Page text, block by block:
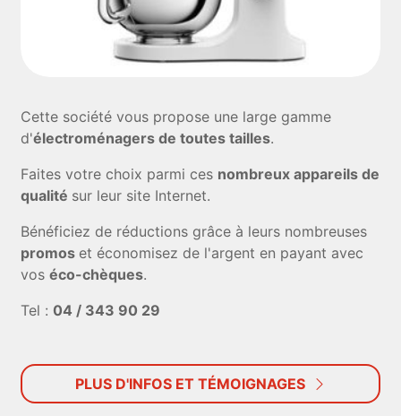
Cette société vous propose une large gamme
d'électroménagers de toutes tailles.
Faites votre choix parmi ces nombreux appareils de
qualité sur leur site Internet.
Bénéficiez de réductions grâce à leurs nombreuses
promos et économisez de l'argent en payant avec
voséco-chèques.
Tel : 04 / 343 90 29
PLUS D'INFOS ET TÉMOIGNAGES